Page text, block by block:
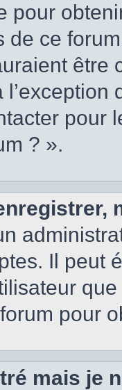
pour
de ce
être
pour
? ».
Il peut
pour
mais je